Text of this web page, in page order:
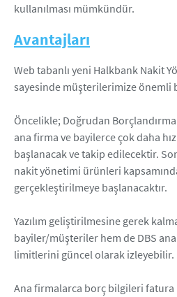
kullanılması mümkündür.
Avantajları
Web tabanlı yeni Halkbank Nakit
sayesinde müşterilerimize önemli
Öncelikle; Doğrudan
ana firma ve bayilerce çok daha
başlanacak ve takip edilecektir.
nakit yönetimi ürünleri
gerçekleştirilmeye başlanacaktır.
Yazılım geliştirilmesine gerek
bayiler/müşteriler hem de DBS ana
limitlerini güncel olarak izleyebilir.
Ana firmalarca borç bilgileri fatura